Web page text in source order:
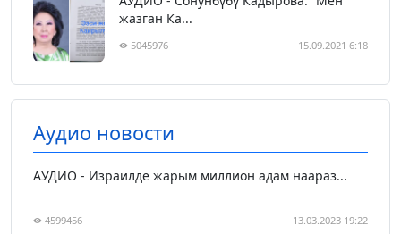
жазган Ка...
5045976 15.09.2021 6:18
Аудио новости
АУДИО - Израилде жарым миллион адам наараз...
4599456 13.03.2023 19:22